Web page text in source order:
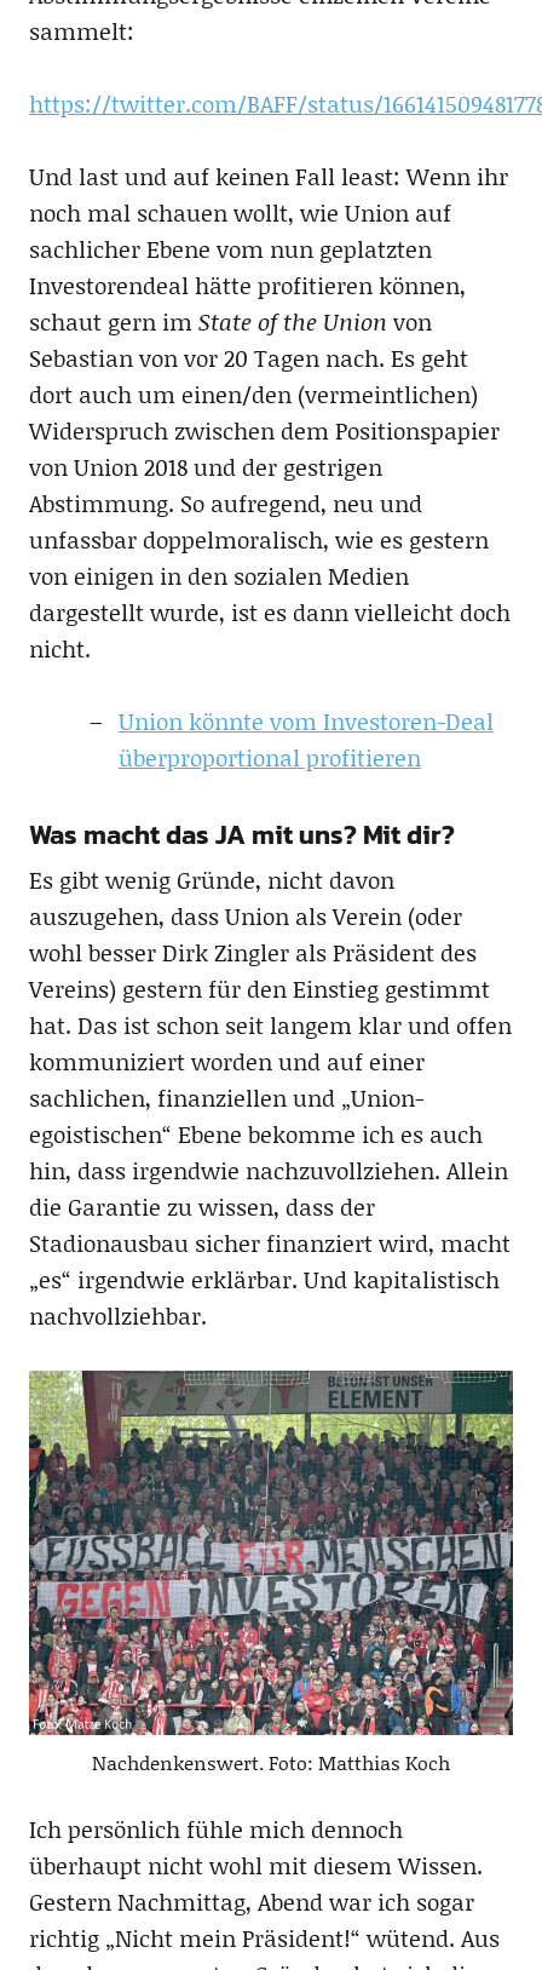
sammelt:
https://twitter.com/BAFF/status/
Und last und auf keinen Fall least: Wenn ihr
noch mal schauen wollt, wie Union auf
sachlicher Ebene vom nun geplatzten
Investorendeal hätte profitieren können,
schaut gern imState of the Union von
Sebastian von vor 20 Tagen nach. Es geht
dort auch um einen/den (vermeintlichen)
Widerspruch zwischen dem Positionspapier
von Union 2018 und der gestrigen
Abstimmung. So aufregend, neu und
unfassbar doppelmoralisch, wie es gestern
von einigen in den sozialen Medien
dargestellt wurde, ist es dann vielleicht doch
nicht.
Union könnte vom Investoren-Deal
überproportional profitieren
Was macht das JA mit uns? Mit dir?
Es gibt wenig Gründe, nicht davon
auszugehen, dass Union als Verein (oder
wohl besser Dirk Zingler als Präsident des
Vereins) gestern für den Einstieg gestimmt
hat. Das ist schon seit langem klar und offen
kommuniziert worden und auf einer
sachlichen, finanziellen und „Union-
egoistischen“ Ebene bekomme ich es auch
hin, dass irgendwie nachzuvollziehen. Allein
die Garantie zu wissen, dass der
Stadionausbau sicher finanziert wird, macht
„es“ irgendwie erklärbar. Und kapitalistisch
nachvollziehbar.
Nachdenkenswert. Foto: Matthias Koch
Ich persönlich fühle mich dennoch
überhaupt nicht wohl mit diesem Wissen.
Gestern Nachmittag, Abend war ich sogar
richtig „Nicht mein Präsident!“ wütend. Aus